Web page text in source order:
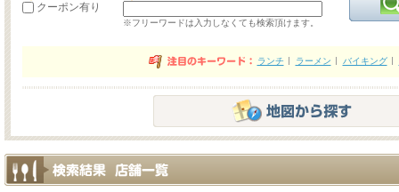
クーポン有り
※フリーワードは入力しなくても検索頂けます。
ランチ ラーメン バイキング